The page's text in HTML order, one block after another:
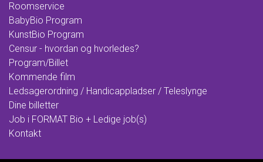
Roomservice
BabyBio Program
KunstBio Program
Censur - hvordan og hvorledes?
Program/Billet
Kommende film
Ledsagerordning / Handicappladser / Teleslynge
Dine billetter
Job i FORMAT Bio + Ledige job(s)
Kontakt